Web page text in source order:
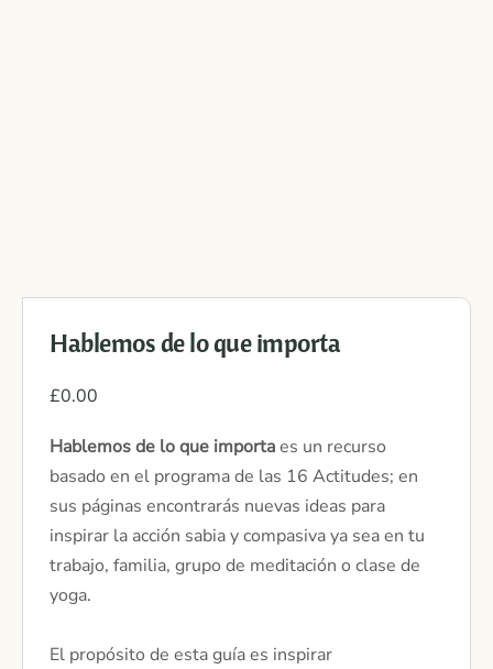
Hablemos de lo que importa
£0.00
Hablemos de lo que importaes un recurso
basado en el programa de las 16 Actitudes; en
sus páginas encontrarás nuevas ideas para
inspirar la acción sabia y compasiva ya sea en tu
trabajo, familia, grupo de meditación o clase de
yoga.
El propósito de esta guía es inspirar